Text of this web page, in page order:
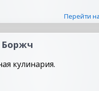
Перейти
Боржч
кулинария.